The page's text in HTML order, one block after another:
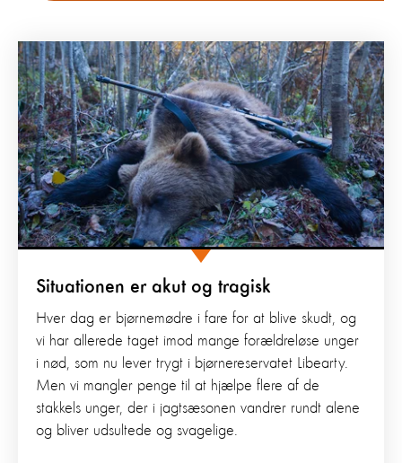
Situationen er akut og tragisk
Hver dag er bjørnemødre i fare for at blive skudt, og
vi har allerede taget imod mange forældreløse unger
i nød, som nu lever trygt i bjørnereservatet Libearty.
Men vi mangler penge til at hjælpe flere af de
stakkels unger, der i jagtsæsonen vandrer rundt alene
og bliver udsultede og svagelige.